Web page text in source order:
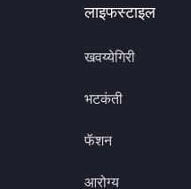
लाइफस्टाइल
खवय्येगिरी
भटकंती
फॅशन
आरोग्य